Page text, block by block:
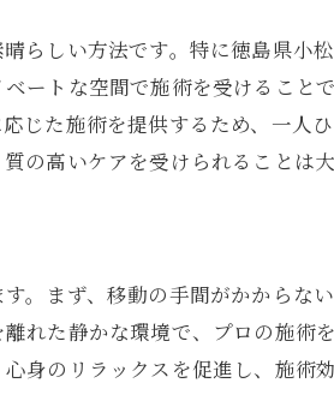
新しい形を創る自然との融合
マッサージの新潮流
らしい方法です。特に徳島県小
ートな空間で施術を受けること
じた施術を提供するため、一人
の高いケアを受けられることは大
。まず、移動の手間がかからな
れた静かな環境で、プロの施術
身のリラックスを促進し、施術